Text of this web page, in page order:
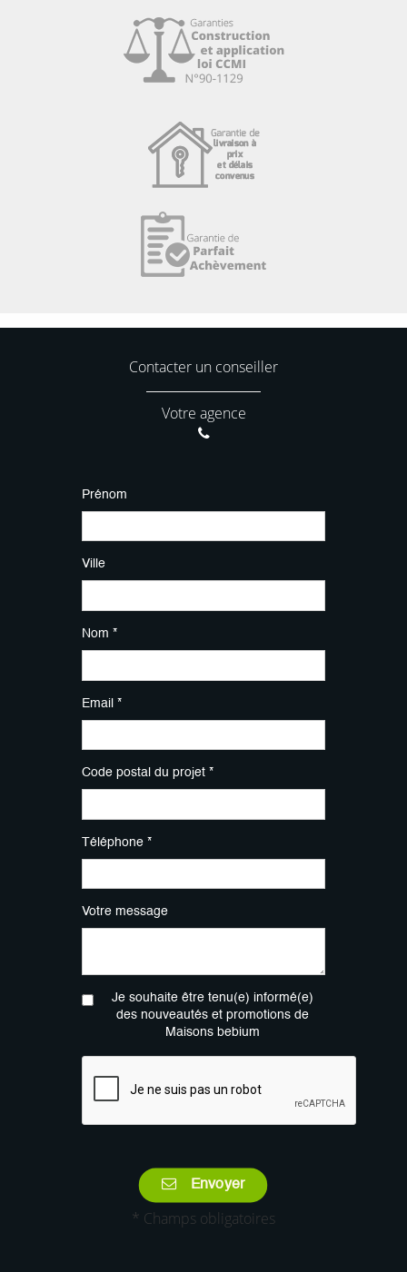
Contacter un conseiller
Votre agence
Prénom
Ville
Nom *
Email *
Code postal du projet *
Téléphone *
Votre message
Je souhaite être tenu(e) informé(e)
des nouveautés et promotions de
Maisons bebium
Envoyer
* Champs obligatoires